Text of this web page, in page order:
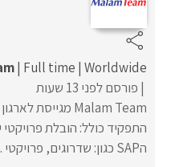
Full time Worldwide
פורסם לפני 13 שעות
התפקיד כולל: הובלת
הSAP כגון: שדרוגים, פרויקטי ...